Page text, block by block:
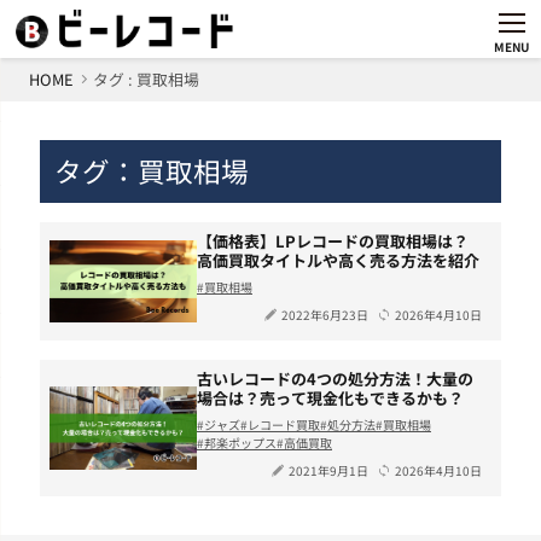
MENU
HOME タグ : 買取相場
タグ：買取相場
【価格表】LPレコードの買取相場は？
高価買取タイトルや高く売る方法を紹介
買取相場
2022年6月23日
2026年4月10日
古いレコードの4つの処分方法！大量の
場合は？売って現金化もできるかも？
ジャズ レコード買取 処分方法 買取相場
邦楽ポップス 高価買取
2021年9月1日
2026年4月10日